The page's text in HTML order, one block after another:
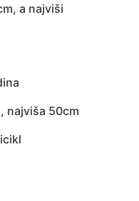
a najviši
najviša 50cm